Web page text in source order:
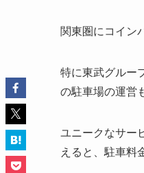
関東圏にコイン
特に東武グルー
の駐車場の運営
ユニークなサー
えると、駐車料